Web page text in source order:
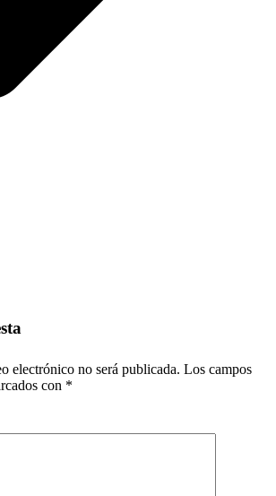
electrónico no será publicada. Los campos
con *